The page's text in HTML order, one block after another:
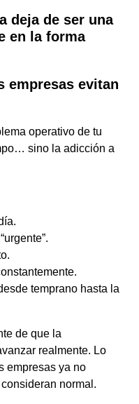
deja de ser una
en la forma
empresas evitan
operativo de tu
sino la adicción a
temprano hasta la
de que la
realmente. Lo
empresas ya no
normal.